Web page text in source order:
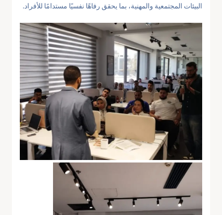
البيئات المجتمعية والمهنية، بما يحقق رفاهًا نفسيًا مستدامًا للأفراد.